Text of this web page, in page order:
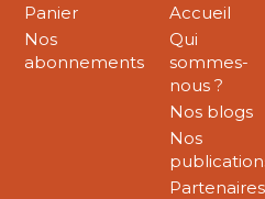
Panier
Nos
abonnements
Accueil
Qui
sommes-
nous ?
Nos blogs
Nos
Partenaires